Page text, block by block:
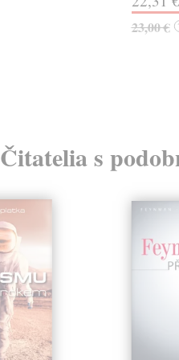
23,00 €
Čitatelia s